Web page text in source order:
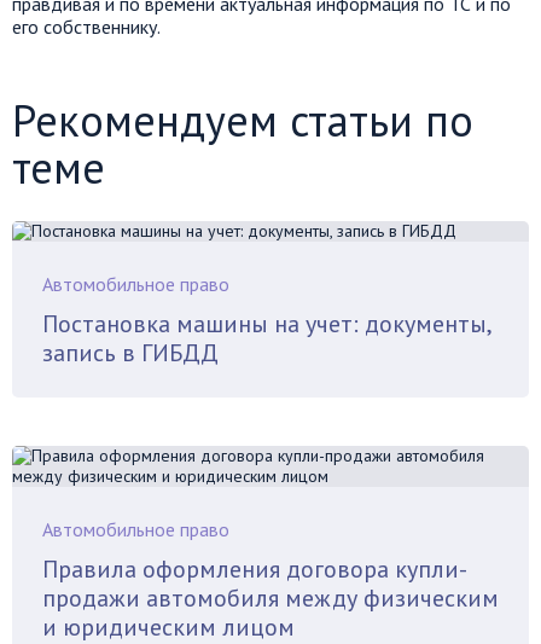
его собственнику.
Рекомендуем статьи по
теме
Автомобильное право
Постановка машины на учет: документы,
запись в ГИБДД
Автомобильное право
Правила оформления договора купли-
продажи автомобиля между физическим
и юридическим лицом